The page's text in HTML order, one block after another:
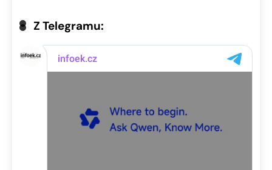
Z Telegramu: